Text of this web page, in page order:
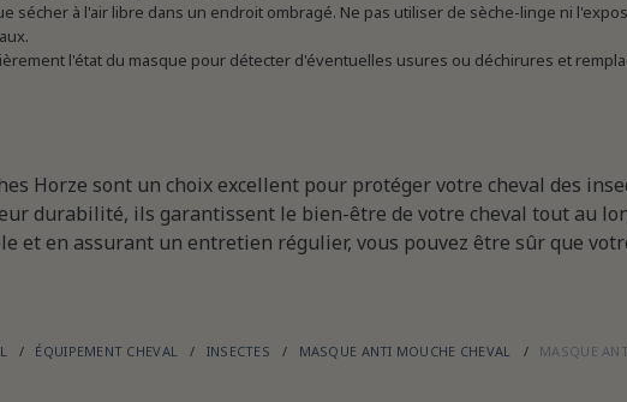
sécher à l'air libre dans un endroit ombragé. Ne pas utiliser de sèche-linge ni
l'état du masque pour détecter d'éventuelles usures ou déchirures et
Horze sont un choix excellent pour protéger votre cheval des
durabilité, ils garantissent le bien-être de votre cheval tout au
et en assurant un entretien régulier, vous pouvez être sûr que
ÉQUIPEMENT CHEVAL INSECTES MASQUE ANTI MOUCHE CHEVAL MASQUE